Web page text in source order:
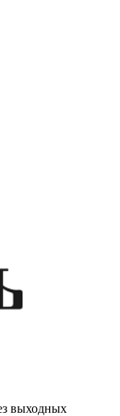
выходных